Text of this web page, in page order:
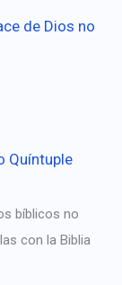
de Dios no
Quíntuple
bíblicos no
con la Biblia